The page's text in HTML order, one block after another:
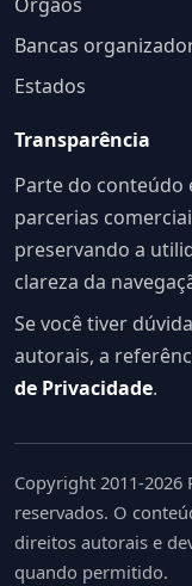
Bancas
Estados
Transparência
Parte do conteúdo
parcerias
preservando a
clareza da
Se você tiver
autorais, a
de Privacidade.
Copyright 2011-2026
reservados. O
direitos autorais e
quando permitido.